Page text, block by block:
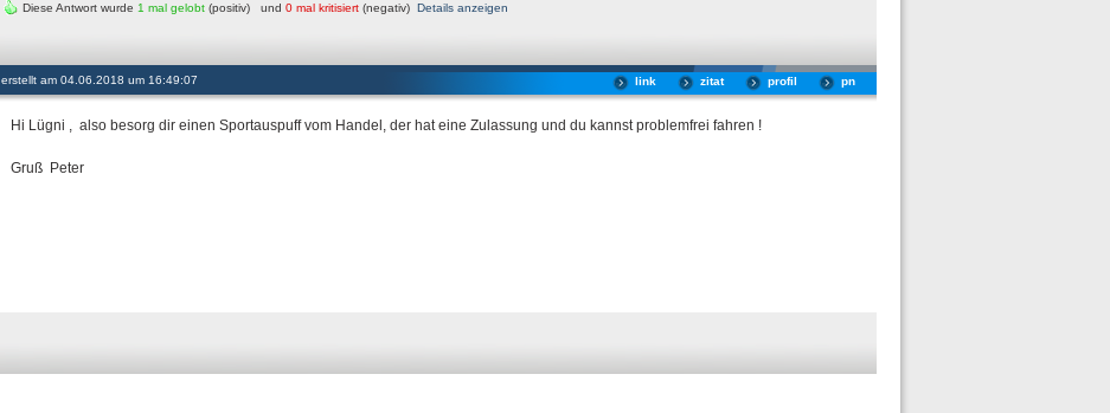
Diese Antwort wurde 1 mal gelobt (positiv) und 0 mal kritisiert (negativ) Details anzeigen
erstellt am 04.06.2018 um 16:49:07 pn
profil
zitat
link
Hi Lügni , also besorg dir einen Sportauspuff vom Handel, der hat eine Zulassung und du kannst problemfrei fahren !
Gruß Peter